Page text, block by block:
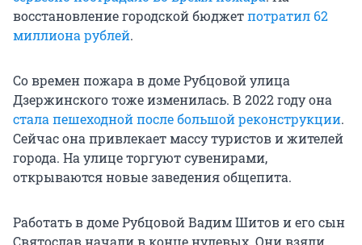
восстановление городской бюджетпотратил 62
миллиона рублей.
Со времен пожара в доме Рубцовой улица
Дзержинского тоже изменилась. В 2022 году она
стала пешеходной после большой реконструкции.
Сейчас она привлекает массу туристов и жителей
города. На улице торгуют сувенирами,
открываются новые заведения общепита.
Работать в доме Рубцовой Вадим Шитов и его сын
Святослав начали в конце нулевых. Они взяли